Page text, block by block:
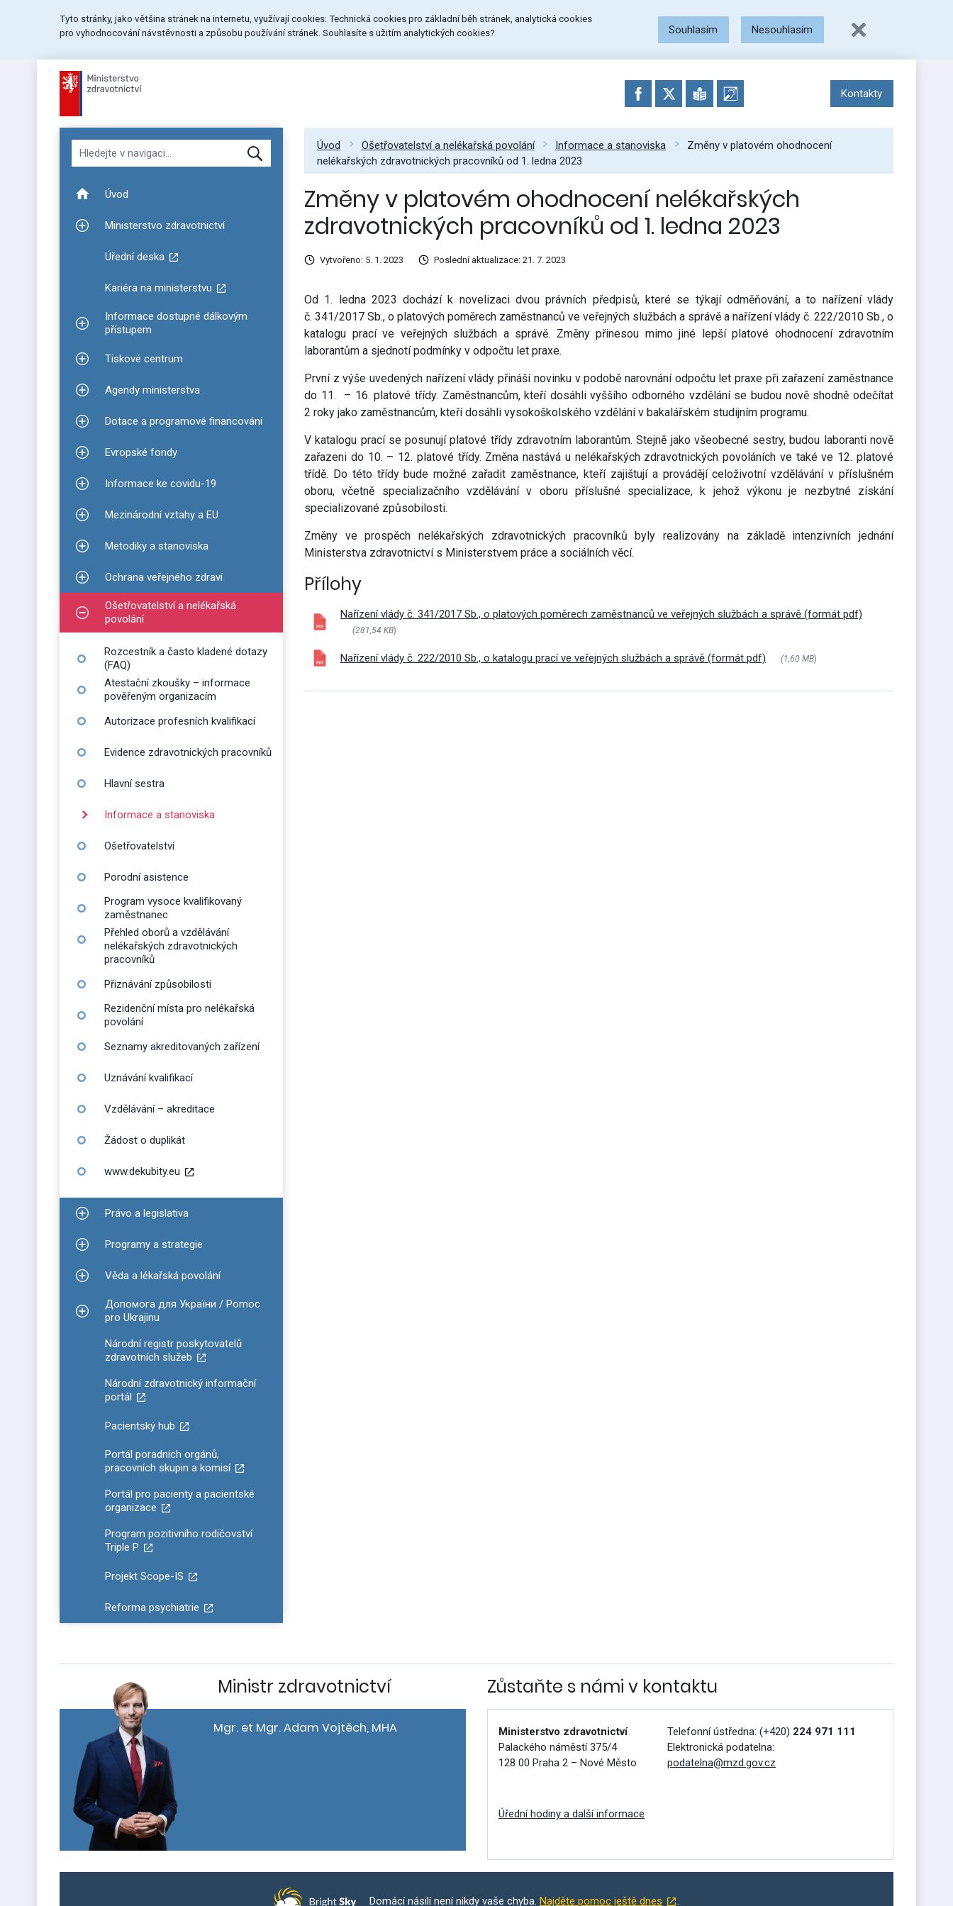
Tyto stránky, jako většina stránek na internetu, využívají cookies: Technická cookies pro základní běh stránek, analytická cookies
pro vyhodnocování návstěvnosti a způsobu používání stránek. Souhlasíte s užitím analytických cookies?
Souhlasím Nesouhlasím
Kontakty
Hledat v navigaci
Úvod
Zobrazit podmenu pro Ministerstvo zdravotnictví
Ministerstvo zdravotnictví
Úřední deska
Kariéra na ministerstvu
Zobrazit podmenu pro Informace dostupné dálkovým přístupem
Informace dostupné dálkovým
přístupem
Zobrazit podmenu pro Tiskové centrum
Tiskové centrum
Zobrazit podmenu pro Agendy ministerstva
Agendy ministerstva
Zobrazit podmenu pro Dotace a programové financování
Dotace a programové financování
Zobrazit podmenu pro Evropské fondy
Evropské fondy
Zobrazit podmenu pro Informace ke covidu-19
Informace ke covidu-19
Zobrazit podmenu pro Mezinárodní vztahy a EU
Mezinárodní vztahy a EU
Zobrazit podmenu pro Metodiky a stanoviska
Metodiky a stanoviska
Zobrazit podmenu pro Ochrana veřejného zdraví
Ochrana veřejného zdraví
Zobrazit podmenu pro Ošetřovatelství a nelékařská povolání
Ošetřovatelství a nelékařská
povolání
Rozcestník a často kladené dotazy
(FAQ)
Atestační zkoušky – informace
pověřeným organizacím
Autorizace profesních kvalifikací
Evidence zdravotnických pracovníků
Hlavní sestra
Informace a stanoviska
Ošetřovatelství
Porodní asistence
Program vysoce kvalifikovaný
zaměstnanec
Přehled oborů a vzdělávání
nelékařských zdravotnických
pracovníků
Přiznávání způsobilosti
Rezidenční místa pro nelékařská
povolání
Seznamy akreditovaných zařízení
Uznávání kvalifikací
Vzdělávání – akreditace
Žádost o duplikát
www.dekubity.eu
Zobrazit podmenu pro Právo a legislativa
Právo a legislativa
Zobrazit podmenu pro Programy a strategie
Programy a strategie
Zobrazit podmenu pro Věda a lékařská povolání
Věda a lékařská povolání
Zobrazit podmenu pro Допомога для України / Pomoc pro Ukrajinu
Допомога для України / Pomoc
pro Ukrajinu
Národní registr poskytovatelů
zdravotních služeb
Národní zdravotnický informační
portál
Pacientský hub
Portál poradních orgánů,
pracovních skupin a komisí
Portál pro pacienty a pacientské
organizace
Program pozitivního rodičovství
Triple P
Projekt Scope-IS
Reforma psychiatrie
Úvod Ošetřovatelství a nelékařská povolání Informace a stanoviska
Změny v platovém ohodnocení
nelékařských zdravotnických pracovníků od 1. ledna 2023
Změny v platovém ohodnocení nelékařských
zdravotnických pracovníků od 1. ledna 2023
Vytvořeno: 5. 1. 2023 Poslední aktualizace: 21. 7. 2023
Od 1. ledna 2023 dochází k novelizaci dvou právních předpisů, které se týkají odměňování, a to nařízení vlády
č. 341/2017 Sb., o platových poměrech zaměstnanců ve veřejných službách a správě a nařízení vlády č. 222/2010 Sb., o
katalogu prací ve veřejných službách a správě. Změny přinesou mimo jiné lepší platové ohodnocení zdravotním
laborantům a sjednotí podmínky v odpočtu let praxe.
První z výše uvedených nařízení vlády přináší novinku v podobě narovnání odpočtu let praxe při zařazení zaměstnance
do 11. – 16. platové třídy. Zaměstnancům, kteří dosáhli vyššího odborného vzdělání se budou nově shodně odečítat
2 roky jako zaměstnancům, kteří dosáhli vysokoškolského vzdělání v bakalářském studijním programu.
V katalogu prací se posunují platové třídy zdravotním laborantům. Stejně jako všeobecné sestry, budou laboranti nově
zařazeni do 10. – 12. platové třídy. Změna nastává u nelékařských zdravotnických povoláních ve také ve 12. platové
třídě. Do této třídy bude možné zařadit zaměstnance, kteří zajištují a provádějí celoživotní vzdělávání v příslušném
oboru, včetně specializačního vzdělávání v oboru příslušné specializace, k jehož výkonu je nezbytné získání
specializované způsobilosti.
Změny ve prospěch nelékařských zdravotnických pracovníků byly realizovány na základě intenzivních jednání
Ministerstva zdravotnictví s Ministerstvem práce a sociálních věcí.
Přílohy
Nařízení vlády č. 341/2017 Sb., o platových poměrech zaměstnanců ve veřejných službách a správě (formát pdf)
(281,54 KB)
Nařízení vlády č. 222/2010 Sb., o katalogu prací ve veřejných službách a správě (formát pdf) (1,60 MB)
Ministr zdravotnictví
Mgr. et Mgr. Adam Vojtěch, MHA
Zůstaňte s námi v kontaktu
Ministerstvo zdravotnictví
Palackého náměstí 375/4
128 00 Praha 2 – Nové Město
Telefonní ústředna: (+420) 224 971 111
Elektronická podatelna:
podatelna@mzd.gov.cz
Úřední hodiny a další informace
Domácí násilí není nikdy vaše chyba.Najděte pomoc ještě dnes .